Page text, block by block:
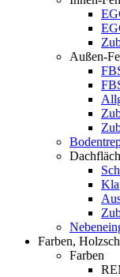
Außen-
Farben,
Farben